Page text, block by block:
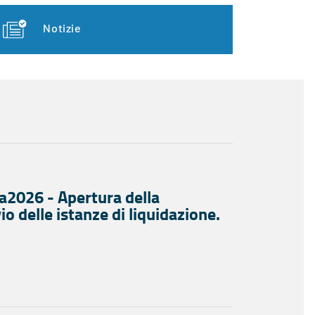
Notizie
- Apertura della
delle istanze di liquidazione.